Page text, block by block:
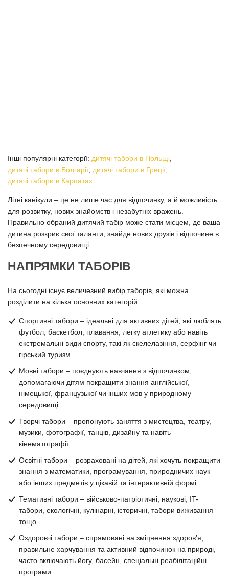
Інші популярні категорії: дитячі табори в Польщі
дитячі табори в Болгарії дитячі табори в Греції
дитячі табори в Карпатах
Літні канікули – це не лише час для відпочинку, а й можливість
для розвитку, нових знайомств і незабутніх вражень.
Правильно обраний дитячий табір може стати місцем, де ваша
дитина розкриє свої таланти, знайде нових друзів і відпочине в
безпечному середовищі.
НАПРЯМКИ ТАБОРІВ
На сьогодні існує величезний вибір таборів, які можна
розділити на кілька основних категорій:
Спортивні табори – ідеальні для активних дітей, які люблять
футбол, баскетбол, плавання, легку атлетику або навіть
екстремальні види спорту, такі як скелелазіння, серфінг чи
гірський туризм.
Мовні табори – поєднують навчання з відпочинком,
допомагаючи дітям покращити знання англійської,
німецької, французької чи інших мов у природному
середовищі.
Творчі табори – пропонують заняття з мистецтва, театру,
музики, фотографії, танців, дизайну та навіть
кінематографії.
Освітні табори – розраховані на дітей, які хочуть покращити
знання з математики, програмування, природничих наук
або інших предметів у цікавій та інтерактивній формі.
Темативні табори – військово-патріотичні, наукові, IT-
табори, екологічні, кулінарні, історичні, табори виживання
тощо.
Оздоровчі табори – спрямовані на зміцнення здоров’я,
правильне харчування та активний відпочинок на природі,
часто включають йогу, басейн, спеціальні реабілітаційні
програми.